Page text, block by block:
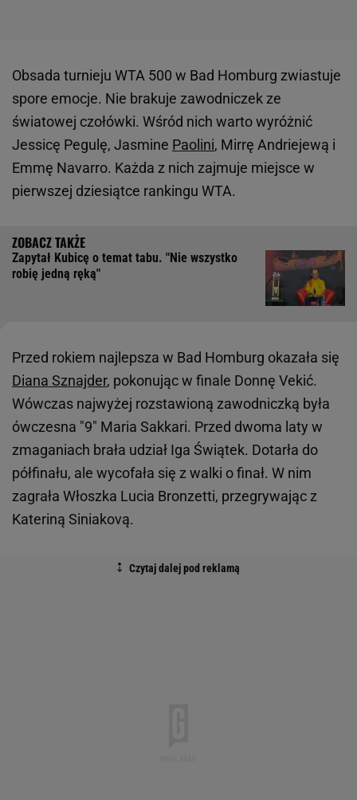
Obsada turnieju WTA 500 w Bad Homburg zwiastuje
spore emocje. Nie brakuje zawodniczek ze
światowej czołówki. Wśród nich warto wyróżnić
Jessicę Pegulę, Jasmine Paolini, Mirrę Andriejewą i
Emmę Navarro. Każda z nich zajmuje miejsce w
pierwszej dziesiątce rankingu WTA.
Zapytał Kubicę o temat tabu. "Nie wszystko
robię jedną ręką"
Przed rokiem najlepsza w Bad Homburg okazała się
Diana Sznajder, pokonując w finale Donnę Vekić.
Wówczas najwyżej rozstawioną zawodniczką była
ówczesna "9" Maria Sakkari. Przed dwoma laty w
zmaganiach brała udział Iga Świątek. Dotarła do
półfinału, ale wycofała się z walki o finał. W nim
zagrała Włoszka Lucia Bronzetti, przegrywając z
Kateriną Siniakovą.